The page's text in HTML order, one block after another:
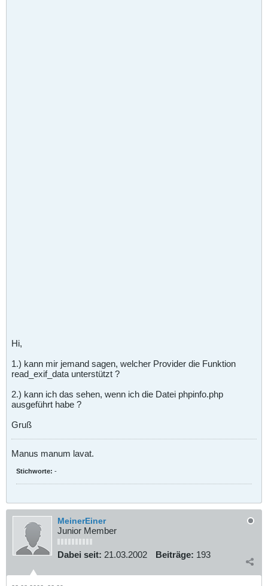
Hi,
1.) kann mir jemand sagen, welcher Provider die Funktion
read_exif_data unterstützt ?
2.) kann ich das sehen, wenn ich die Datei phpinfo.php
ausgeführt habe ?
Gruß
Manus manum lavat.
Stichworte: -
MeinerEiner
Junior Member
Dabei seit: 21.03.2002 Beiträge: 193